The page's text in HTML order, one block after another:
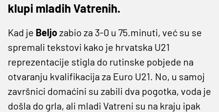
klupi mladih Vatrenih.
Kad je Beljozabio za 3-0 u 75.minuti, već su se
spremali tekstovi kako je hrvatska U21
reprezentacije stigla do rutinske pobjede na
otvaranju kvalifikacija za Euro U21. No, u samoj
završnici domaćini su zabili dva pogotka, voda je
došla do grla, ali mladi Vatreni su na kraju ipak